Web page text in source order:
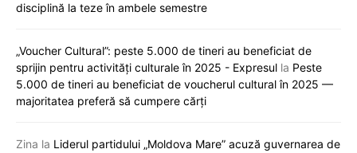
disciplină la teze în ambele semestre
„Voucher Cultural”: peste 5.000 de tineri au beneficiat de
sprijin pentru activități culturale în 2025 - Expresul la Peste
5.000 de tineri au beneficiat de voucherul cultural în 2025 —
majoritatea preferă să cumpere cărți
Zina la Liderul partidului „Moldova Mare” acuză guvernarea de